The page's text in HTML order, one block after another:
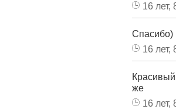
16 лет,
Спасибо)
16 лет,
же
16 лет,